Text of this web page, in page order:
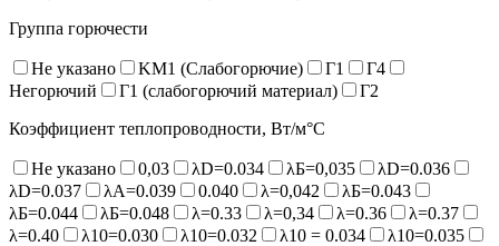
Группа горючести
Не указано KM1 (Слабогорючие) Г1
Г4
Негорючий
Г1 (слабогорючий материал)
Г2
Коэффициент теплопроводности, Вт/м°С
Не указано 0,03 λD=0.034 λБ=0,035
λD=0.036
λD=0.037
λA=0.039 0.040 λ=0,042
λБ=0.043
λБ=0.044
λБ=0.048 λ=0.33 λ=0,34 λ=0.36
λ=0.37
λ=0.40
λ10=0.030 λ10=0.032 λ10 = 0.034
λ10=0.035